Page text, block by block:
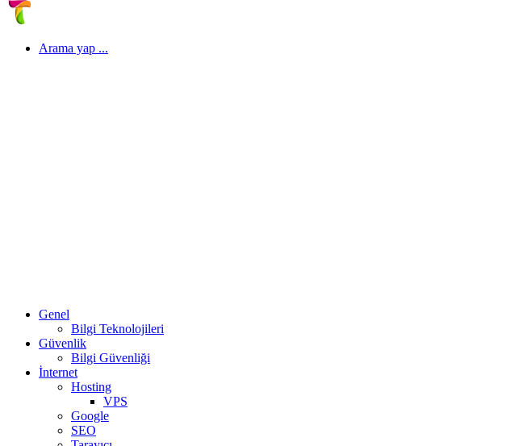
Arama yap ...
Genel
Bilgi Teknolojileri
Güvenlik
Bilgi Güvenliği
İnternet
Hosting
VPS
Google
SEO